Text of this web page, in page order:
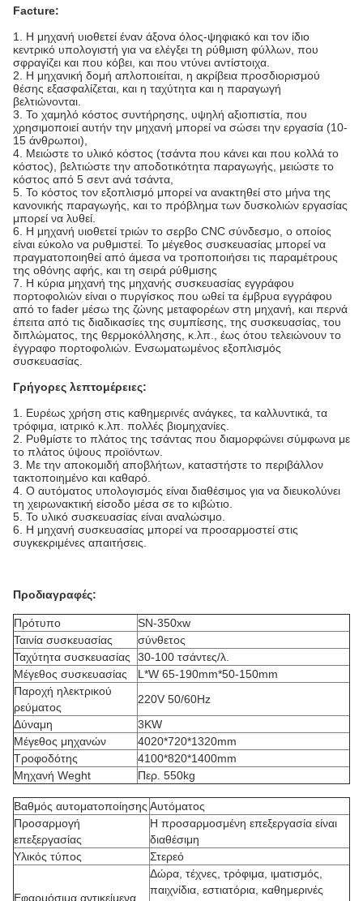
Facture:
1. Η μηχανή υιοθετεί έναν άξονα όλος-ψηφιακό και τον ίδιο
κεντρικό υπολογιστή για να ελέγξει τη ρύθμιση φύλλων, που
σφραγίζει και που κόβει, και που ντύνει αντίστοιχα.
2. Η μηχανική δομή απλοποιείται, η ακρίβεια προσδιορισμού
θέσης εξασφαλίζεται, και η ταχύτητα και η παραγωγή
βελτιώνονται.
3. Το χαμηλό κόστος συντήρησης, υψηλή αξιοπιστία, που
χρησιμοποιεί αυτήν την μηχανή μπορεί να σώσει την εργασία (10-
15 άνθρωποι),
4. Μειώστε το υλικό κόστος (τσάντα που κάνει και που κολλά το
κόστος), βελτιώστε την αποδοτικότητα παραγωγής, μειώστε το
κόστος από 5 σεντ ανά τσάντα,
5. Το κόστος τον εξοπλισμό μπορεί να ανακτηθεί στο μήνα της
κανονικής παραγωγής, και το πρόβλημα των δυσκολιών εργασίας
μπορεί να λυθεί.
6. Η μηχανή υιοθετεί τριών το σερβο CNC σύνδεσμο, ο οποίος
είναι εύκολο να ρυθμιστεί. Το μέγεθος συσκευασίας μπορεί να
πραγματοποιηθεί από άμεσα να τροποποιήσει τις παραμέτρους
της οθόνης αφής, και τη σειρά ρύθμισης
7. Η κύρια μηχανή της μηχανής συσκευασίας εγγράφου
πορτοφολιών είναι ο πυργίσκος που ωθεί τα έμβρυα εγγράφου
από το fader μέσω της ζώνης μεταφορέων στη μηχανή, και περνά
έπειτα από τις διαδικασίες της συμπίεσης, της συσκευασίας, του
διπλώματος, της θερμοκόλλησης, κ.λπ., έως ότου τελειώνουν το
έγγραφο πορτοφολιών. Ενσωματωμένος εξοπλισμός
συσκευασίας.
Γρήγορες λεπτομέρειες:
1. Ευρέως χρήση στις καθημερινές ανάγκες, τα καλλυντικά, τα
τρόφιμα, ιατρικό κ.λπ. πολλές βιομηχανίες.
2. Ρυθμίστε το πλάτος της τσάντας που διαμορφώνει σύμφωνα με
το πλάτος ύψους προϊόντων.
3. Με την αποκομιδή αποβλήτων, καταστήστε το περιβάλλον
τακτοποιημένο και καθαρό.
4. Ο αυτόματος υπολογισμός είναι διαθέσιμος για να διευκολύνει
τη χειρωνακτική είσοδο μέσα σε το κιβώτιο.
5. Το υλικό συσκευασίας είναι αναλώσιμο.
6. Η μηχανή συσκευασίας μπορεί να προσαρμοστεί στις
συγκεκριμένες απαιτήσεις.
Προδιαγραφές:
Πρότυπο
SN-350xw
Ταινία συσκευασίας
σύνθετος
Ταχύτητα συσκευασίας
30-100 τσάντες/λ.
Μέγεθος συσκευασίας
L*W 65-190mm*50-150mm
Παροχή ηλεκτρικού
ρεύματος
220V 50/60Hz
Δύναμη
3KW
Μέγεθος μηχανών
4020*720*1320mm
Τροφοδότης
4100*820*1400mm
Μηχανή Weght
Περ. 550kg
Βαθμός αυτοματοποίησης Αυτόματος
Προσαρμογή
επεξεργασίας
Η προσαρμοσμένη επεξεργασία είναι
διαθέσιμη
Υλικός τύπος
Στερεό
Εφαρμόσιμα αντικείμενα
Δώρα, τέχνες, τρόφιμα, ιματισμός,
παιχνίδια, εστιατόρια, καθημερινές